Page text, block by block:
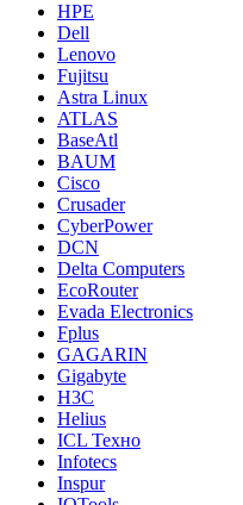
HPE
Dell
Lenovo
Fujitsu
Astra Linux
ATLAS
BaseAtl
BAUM
Cisco
Crusader
CyberPower
DCN
Delta Computers
EcoRouter
Evada Electronics
Fplus
GAGARIN
Gigabyte
H3C
Helius
ICL Техно
Infotecs
Inspur